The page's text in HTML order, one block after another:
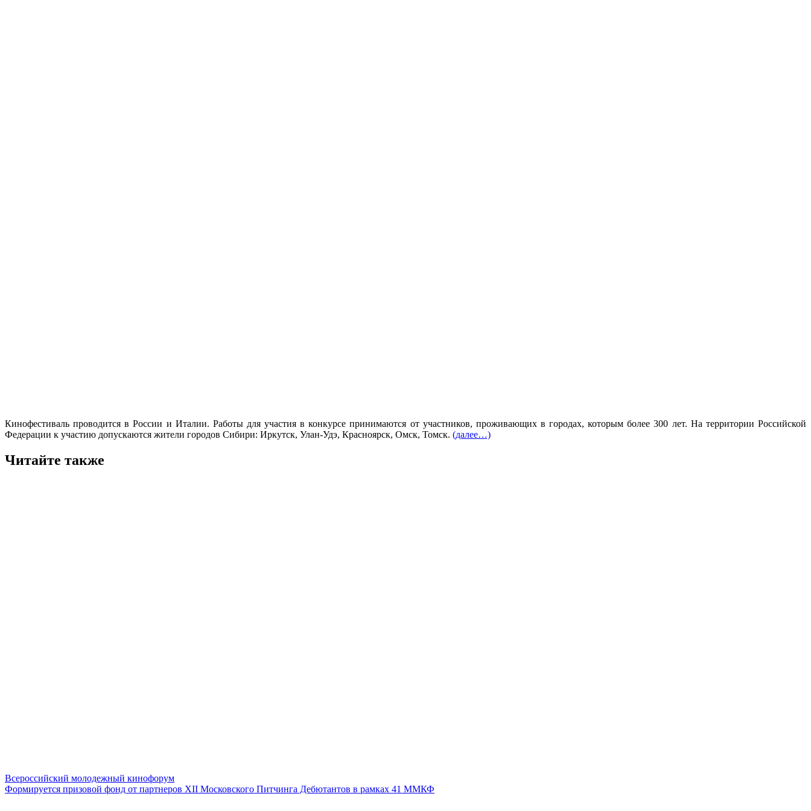
Кинофестиваль проводится в России и Италии. Работы для участия в конкурсе принимаются от участников, проживающих в городах, которым более 300 лет. На территории Российской
Федерации к участию допускаются жители городов Сибири: Иркутск, Улан-Удэ, Красноярск, Омск, Томск. (далее…)
Читайте также
Всероссийский молодежный кинофорум
Формируется призовой фонд от партнеров XII Московского Питчинга Дебютантов в рамках 41 ММКФ